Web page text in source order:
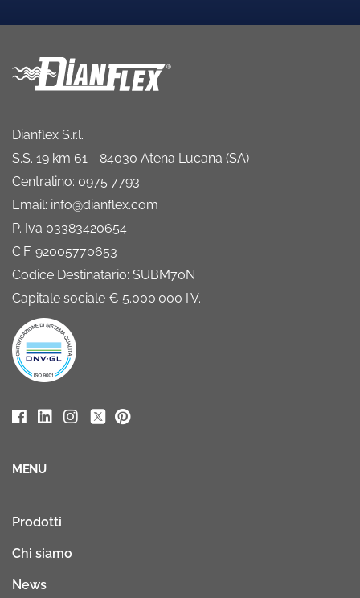
Dianflex S.r.l.
S.S. 19 km 61 - 84030 Atena Lucana (SA)
Centralino: 0975 7793
Email: info@dianflex.com
P. Iva 03383420654
C.F. 92005770653
Codice Destinatario: SUBM70N
Capitale sociale € 5.000.000 I.V.
MENU
Prodotti
Chi siamo
News